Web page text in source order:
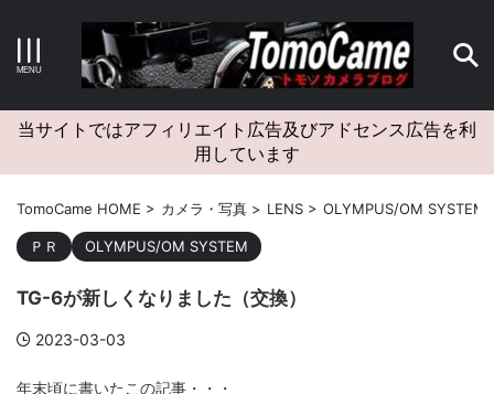
キーワードで検索する
カテゴリー
アーカイブ
当サイトではアフィリエイト広告及びアドセンス広告を利
用しています
TomoCame HOME > カメラ・写真 > LENS > OLYMPUS/OM SYSTEM
ＰＲ OLYMPUS/OM SYSTEM
TG-6が新しくなりました（交換）
2023-03-03
年末頃に書いたこの記事・・・